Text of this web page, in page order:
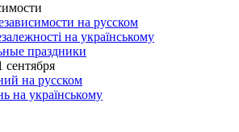
на русском
на українському
праздники
сентября
на русском
на українському